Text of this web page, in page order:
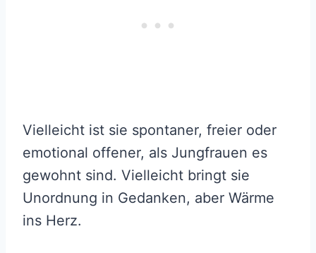
Vielleicht ist sie spontaner, freier oder
emotional offener, als Jungfrauen es
gewohnt sind. Vielleicht bringt sie
Unordnung in Gedanken, aber Wärme
ins Herz.